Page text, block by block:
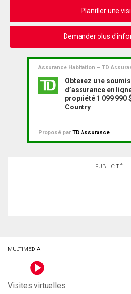
Planifier une
Demander plus
Assurance Habitation – TD
Obtenez une
d’assurance en
propriété 1 099 990
Country
Proposé parTD Assurance
PUBLICITÉ
MULTIMEDIA
Visites virtuelles